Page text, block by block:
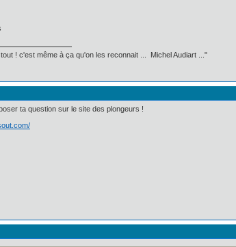
! c'est même à ça qu'on les reconnait ... Michel Audiart ..."
ta question sur le site des plongeurs !